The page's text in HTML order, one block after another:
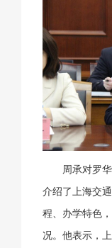
周承对罗
介绍了上海交
程、办学特色
况。他表示，